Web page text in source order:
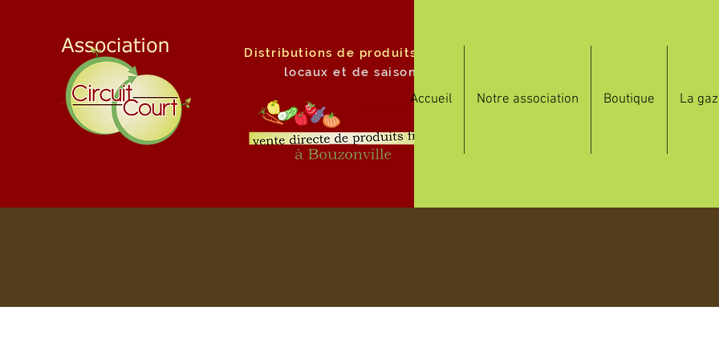
Distributions de produits
locaux et de saison
Accueil Notre association Boutique La